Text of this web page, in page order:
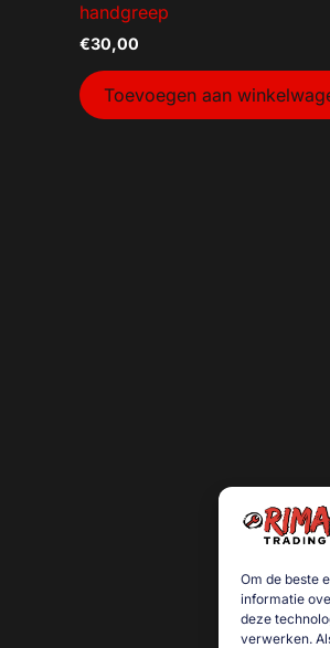
Om de beste
informatie
deze
verwerken.
handgreep
€30,00
Toevoegen aan